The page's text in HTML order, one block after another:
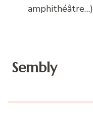
amphithéâtre…)
Sembly